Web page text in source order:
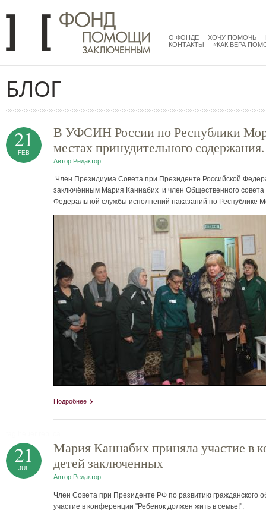
mainmenu
О ФОНДЕ ХОЧУ ПОМОЧЬ
КОНТАКТЫ
«КАК ВЕРА
БЛОГ
В УФСИН России по Республики
местах принудительного содержания.
Автор Редактор
21
FEB
Член Президиума Совета при Президенте Российской
заключённым Мария Каннабих и член Общественного
Федеральной службы исполнений наказаний по Республике
Подробнее
Мария Каннабих приняла участие в
детей заключенных
Автор Редактор
21
JUL
Член Совета при Президенте РФ по развитию гражданского
участие в конференции "Ребенок должен жить в семье!".